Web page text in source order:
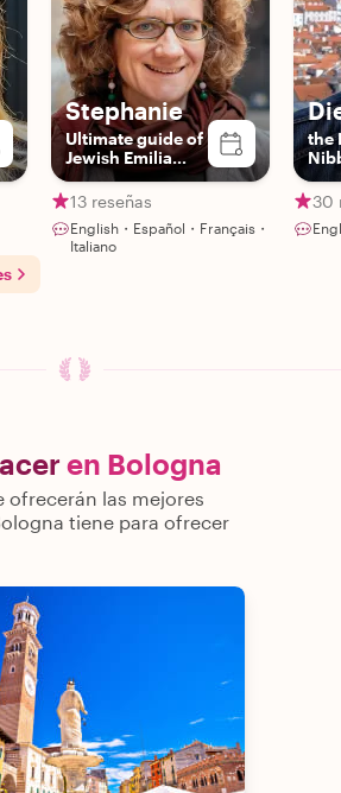
Stephanie
Ultimate guide of
Jewish Emilia
Romagna (you
should learn
about It!)
13 reseñas
English・Español・Français・
Italiano
the
30
en Bologna
ofrecerán las mejores
tiene para ofrecer